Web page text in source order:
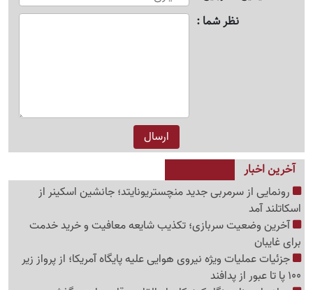
نظر شما
آخرین اخبار
رونمایی از سرمربی جدید منچستریونایتد؛ جانشین اسکینر از
اسکاتلند آمد
آخرین وضعیت سربازی؛ تکذیب شایعه معافیت و خرید خدمت
برای غایبان
جزئیات عملیات ویژه نیروی هوایی علیه پایگاه آمریکا؛ از پرواز زیر
100 پا تا عبور از پدافند